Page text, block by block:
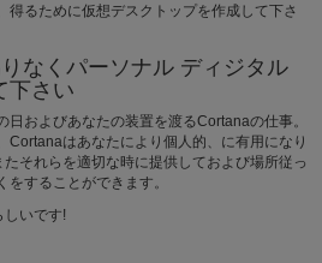
得るために仮想デスクトップを作成して下さ
なくパーソナル ディジタル
下さい
およびあなたの装置を渡るCortanaの仕事。
Cortanaはあなたにより個人的、に有用になり
それらを適切な時に提供しておよび場所従っ
することができます。
しいです!